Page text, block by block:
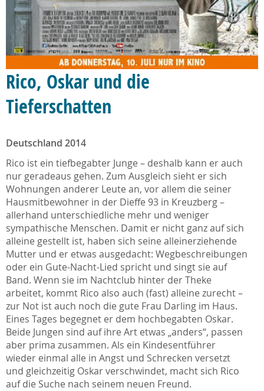
Rico, Oskar und die
Tieferschatten
Deutschland 2014
Rico ist ein tiefbegabter Junge – deshalb kann er auch
nur geradeaus gehen. Zum Ausgleich sieht er sich
Wohnungen anderer Leute an, vor allem die seiner
Hausmitbewohner in der Dieffe 93 in Kreuzberg –
allerhand unterschiedliche mehr und weniger
sympathische Menschen. Damit er nicht ganz auf sich
alleine gestellt ist, haben sich seine alleinerziehende
Mutter und er etwas ausgedacht: Wegbeschreibungen
oder ein Gute-Nacht-Lied spricht und singt sie auf
Band. Wenn sie im Nachtclub hinter der Theke
arbeitet, kommt Rico also auch (fast) alleine zurecht –
zur Not ist auch noch die gute Frau Darling im Haus.
Eines Tages begegnet er dem hochbegabten Oskar.
Beide Jungen sind auf ihre Art etwas „anders“, passen
aber prima zusammen. Als ein Kindesentführer
wieder einmal alle in Angst und Schrecken versetzt
und gleichzeitig Oskar verschwindet, macht sich Rico
auf die Suche nach seinem neuen Freund.